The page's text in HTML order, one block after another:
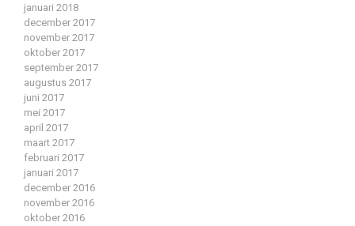
januari 2018
december 2017
november 2017
oktober 2017
september 2017
augustus 2017
juni 2017
mei 2017
april 2017
maart 2017
februari 2017
januari 2017
december 2016
november 2016
oktober 2016